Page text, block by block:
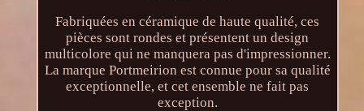
Fabriquées en céramique de haute qualité, ces
pièces sont rondes et présentent un design
multicolore qui ne manquera pas d'impressionner.
La marque Portmeirion est connue pour sa qualité
exceptionnelle, et cet ensemble ne fait pas
exception.